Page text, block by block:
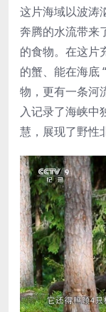
这片海域以波涛
奔腾的水流带来
的食物。在这片
的蟹、能在海底
物，更有一条河
入记录了海峡中
慧，展现了野性